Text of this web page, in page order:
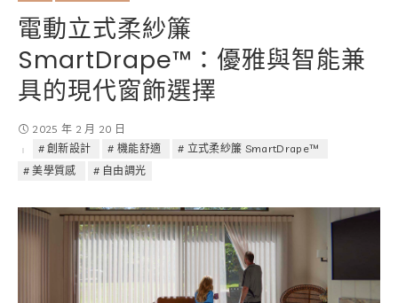
電動立式柔紗簾
SmartDrape™：優雅與智能兼
具的現代窗飾選擇
2025 年 2 月 20 日
創新設計
機能舒適
立式柔紗簾 SmartDrape™
美學質感
自由調光